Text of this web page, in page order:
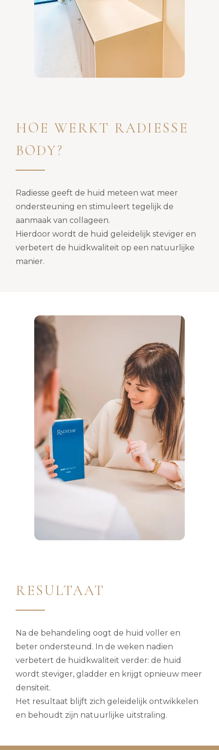
HOE WERKT RADIESSE
BODY?
Radiesse geeft de huid meteen wat meer
ondersteuning en stimuleert tegelijk de
aanmaak van collageen.
Hierdoor wordt de huid geleidelijk steviger en
verbetert de huidkwaliteit op een natuurlijke
manier.
RESULTAAT
Na de behandeling oogt de huid voller en
beter ondersteund. In de weken nadien
verbetert de huidkwaliteit verder: de huid
wordt steviger, gladder en krijgt opnieuw meer
densiteit.
Het resultaat blijft zich geleidelijk ontwikkelen
en behoudt zijn natuurlijke uitstraling.